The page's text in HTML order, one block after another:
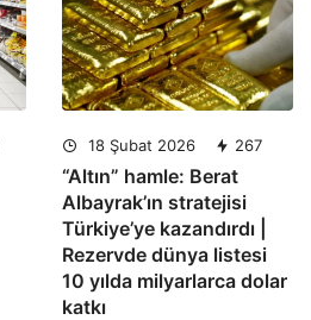
18 Şubat 2026 267
“Altın” hamle: Berat
Albayrak’ın stratejisi
Türkiye’ye kazandırdı |
Rezervde dünya listesi
10 yılda milyarlarca dolar
katkı